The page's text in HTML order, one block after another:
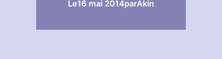
Le16 mai 2014parAkin